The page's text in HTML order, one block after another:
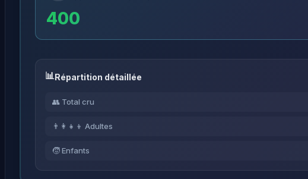
400
Répartition détaillée
👥 Total cru
👨‍👩‍👧‍👦 Adultes
🧒 Enfants